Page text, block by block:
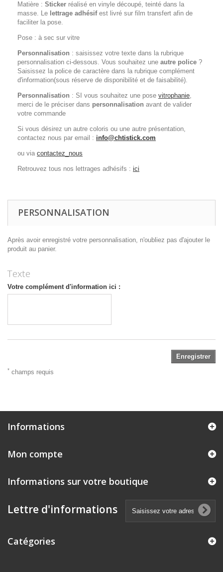
Matière : Sticker réalisé en vinyle découpé, teinté dans la
masse. Le lettrage adhésifest livré sur film transfert afin de
faciliter la pose.
Pose : à sec sur vitre
Personnalisation : saisissez votre texte dans la rubrique
personnalisation ci-dessous. Vous souhaitez une autre police ?
Saisissez la police de caractère dans la rubrique complément
d'information(sous réserve de disponibilité et de faisabilité).
Personnalisation : SI vous souhaitez une pose vitrophanie,
merci de le préciser dans personnalisation avant de valider
votre commande
Si vous désirez un autre coloris ou une autre présentation,
contactez nous par email : info@chtistick.com
ou via contactez_nous
Retrouvez tous nos lettrages adhésifs : ici
PERSONNALISATION
Après avoir enregistré votre personnalisation, n'oubliez pas d'ajouter le
produit au panier.
Texte
Votre complément d'information ici :
Enregistrer
* champs requis
Informations
Mon compte
Informations sur votre boutique
Lettre d'informations
Catégories